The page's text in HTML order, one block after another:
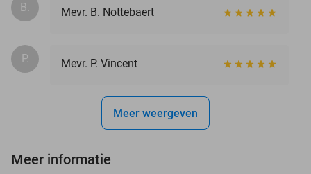
B. Mevr. B. Nottebaert
P. Mevr. P. Vincent
Meer weergeven
Meer informatie